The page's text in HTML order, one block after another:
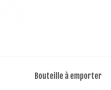
Bouteille à emporter